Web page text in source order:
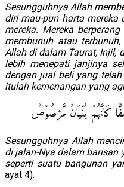
Sesungguhnya Allah
diri mau-pun harta mereka
mereka. Mereka
membunuh atau
Allah di dalam Taurat, Injil,
lebih menepati janjinya
dengan jual beli yang
itulah kemenangan yang
كَاَنَّهُمْ بُنْيَانٌ مَّرْصُوْصٌ
Sesungguhnya Allah
di jalan-Nya dalam barisan
seperti suatu bangunan
ayat 4).